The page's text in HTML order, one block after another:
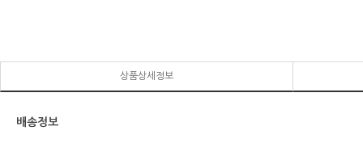
상품상세정보
배송정보